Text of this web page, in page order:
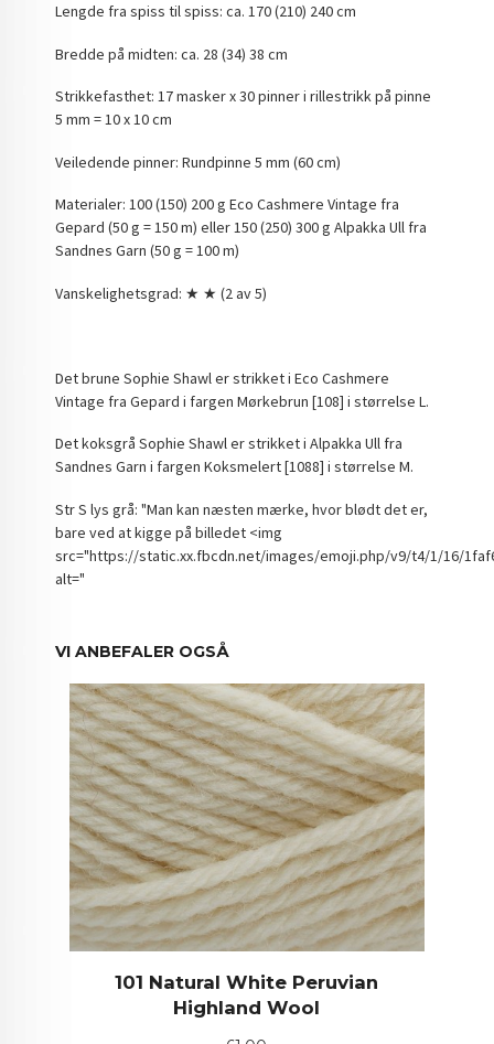
Lengde fra spiss til spiss: ca. 170 (210) 240 cm
Bredde på midten: ca. 28 (34) 38 cm
Strikkefasthet: 17 masker x 30 pinner i rillestrikk på pinne
5 mm = 10 x 10 cm
Veiledende pinner: Rundpinne 5 mm (60 cm)
Materialer: 100 (150) 200 g Eco Cashmere Vintage fra
Gepard (50 g = 150 m) eller 150 (250) 300 g Alpakka Ull fra
Sandnes Garn (50 g = 100 m)
Vanskelighetsgrad: ★ ★ (2 av 5)
Det brune Sophie Shawl er strikket i Eco Cashmere
Vintage fra Gepard i fargen Mørkebrun [108] i størrelse L.
Det koksgrå Sophie Shawl er strikket i Alpakka Ull fra
Sandnes Garn i fargen Koksmelert [1088] i størrelse M.
Str S lys grå: "Man kan næsten mærke, hvor blødt det er,
bare ved at kigge på billedet <img
src="https://static.xx.fbcdn.net/images/emoji.php/v9/t4/1/16/
alt="
VI ANBEFALER OGSÅ
101 Natural White Peruvian
Highland Wool